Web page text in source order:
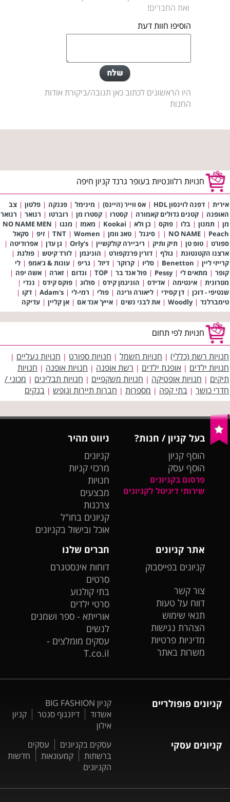
ואת החברים!
הוסיפו חוות דעת
היו הראשונים לכתוב כאן תגובה/ביקורת אודות
החנות
חנויות רלוונטיות בעופר גרנד קניון חיפה
אירית | דפנה לוינסון HDL | אס ווייר (היינס) | מינימל | פגנקה | פלטון | צב
האופנה | קטנים גדולים קאמורה | קסטרו | קסטרו מן | רוברטו | רנואר | רנואר
מן | תמנון | בלו | פוקס | כן ולא |
Kookai
| מאמז | מנגו |
NO NAME MEN
| NO NAME | Peach
| סיגנל | טאג וומן |
TNT | Women
| זיפ | סקאל
ספורט | טופ טן | תיק ותיק | ריביירה קולקשיין |
Orly's
| גן עדן | אפרודיטה |
ארצנו הקטנטונת | גולף | דורין פרנקפורט | הוניגמן | לורד קיטש | פולגת |
קרייזי ליין |
Benetton
| סליו | קרוקר | דיזל | גריפ | עונות & ג'אמפ | לי
קופר | מתאים לי |
Pessy
| פול אנד בר |
TOP
| ונדום | זארה | אשה יפה |
מטרונית | אינטימה | אדידס | הוניגמן קידס | סולוג | פוקס קידס | ננדי |
שנטיפי - דוכן | דן קסידי | ליאורה ורינה | פולי | רמי-לי |
Adam's
| דקו |
טימברלנד |
Woodly
| את לבני נשים | אייץ' אנד אם | אן קליין | עדיקה
חנויות לפי תחום
חנויות רשת (כללי) | חנויות חשמל | חנויות ספורט | חנויות נעליים |
חנויות ילדים | אופנת ילדים | רשת אופנה | חנויות אופנה | חנויות
תיקים | חנויות אופטיקה | חנויות משקפיים | חנויות תבלינים | מכוני /
חדרי כושר | בתי קפה | מספרות | חברות תיירות ונופש | בנקים
בעל קניון / חנות?
הוסף קניון
הוסף עסק
פרסום בקניונים
שירותי דיגיטל לקניונים
ניווט מהיר
קניונים
מרכזי קניות
חנויות
מבצעים
צרכנות
קניונים בחו"ל
אוכל ובישול בקניונים
אתר קניונים
קניונים בפייסבוק
צור קשר
דווח על טעות
תנאי שימוש
הצהרת נגישות
מדיניות פרטיות
משרות באתר
חברים שלנו
דוחות אינסטגרם
סרטים
בתי קולנוע
סרטי ילדים
אורייתא - ספר ושמנים
לנשים
עסקים מומלצים -
T.co.il
קניונים פופולריים
קניון BIG FASHION
אשדוד
דיזנגוף סנטר
קניון
אילון
קניונים עסקי עסקים בקניונים
עסקים
ברשתות
קמעונאות
חדשות
הקניונים